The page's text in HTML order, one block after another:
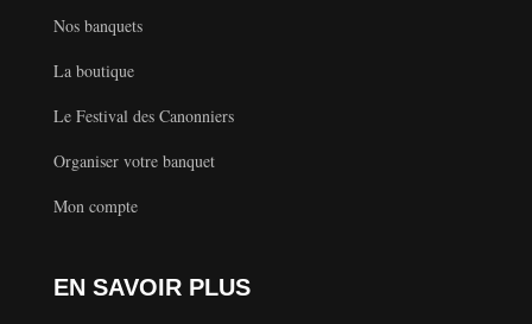
Nos banquets
La boutique
Le Festival des Canonniers
Organiser votre banquet
Mon compte
EN SAVOIR PLUS